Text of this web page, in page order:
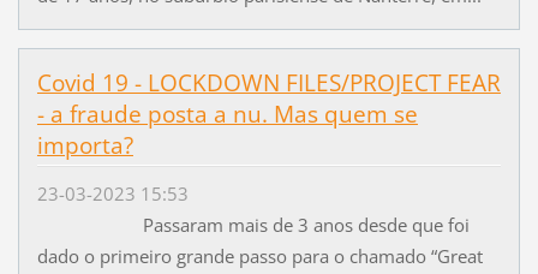
Covid 19 - LOCKDOWN FILES/PROJECT FEAR
- a fraude posta a nu. Mas quem se
importa?
23-03-2023 15:53
Passaram mais de 3 anos desde que foi
dado o primeiro grande passo para o chamado “Great